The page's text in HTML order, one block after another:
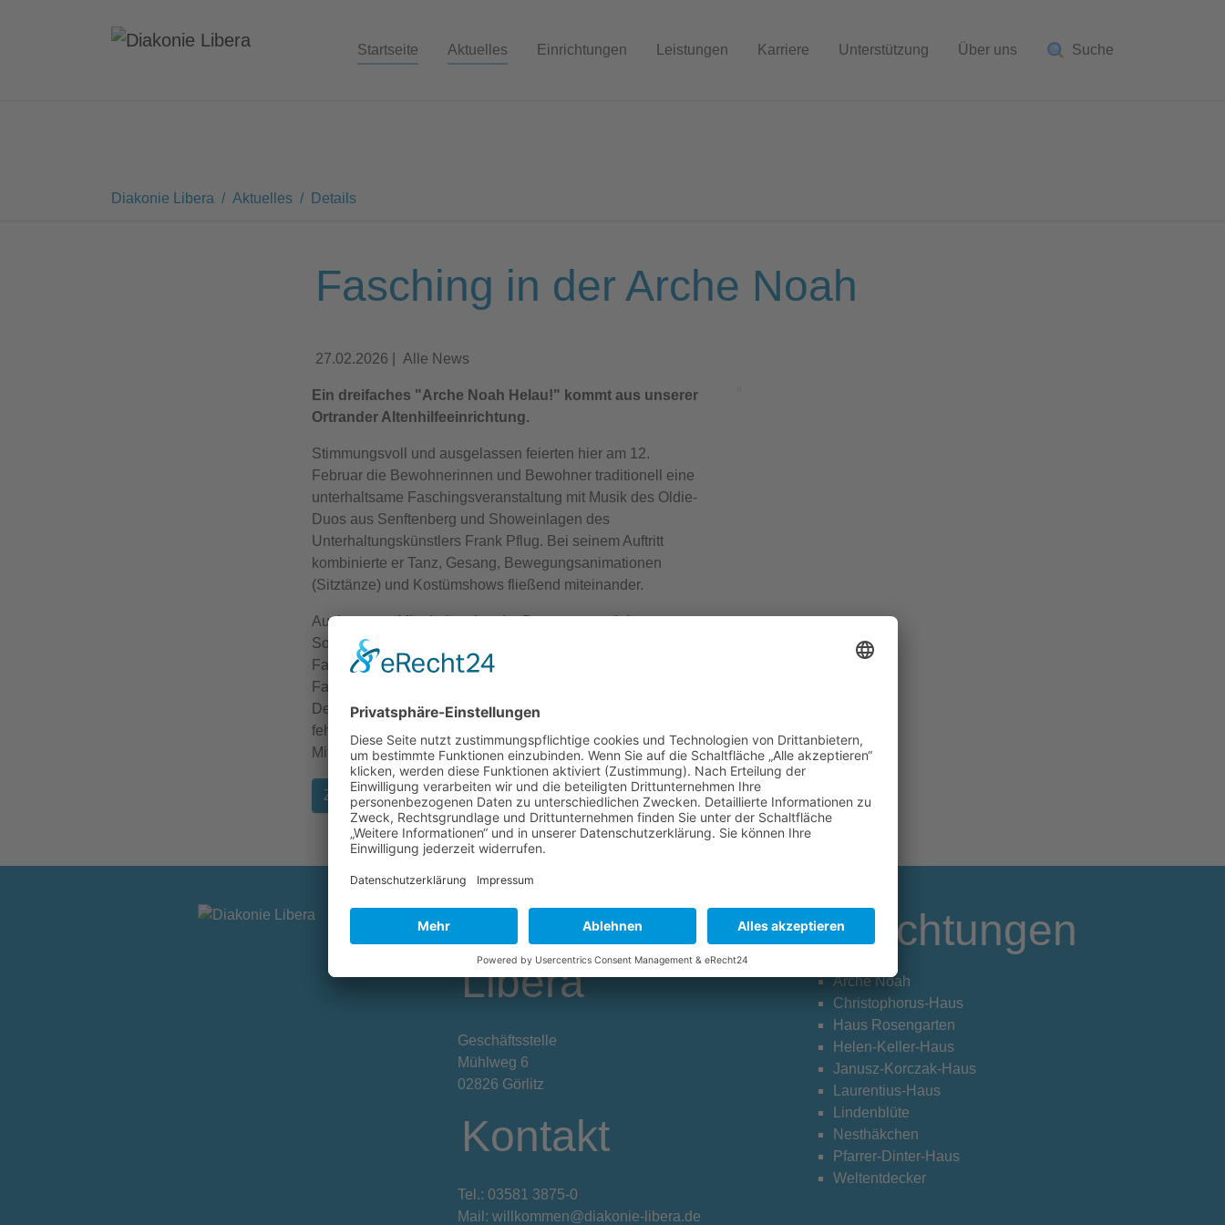
Startseite Aktuelles Einrichtungen Leistungen Karriere Unterstützung Über uns Suche
Diakonie Libera Aktuelles Details
Fasching in der Arche Noah
27.02.2026 Alle News
Ein dreifaches "Arche Noah Helau!" kommt aus unserer
Ortrander Altenhilfeeinrichtung.
Stimmungsvoll und ausgelassen feierten hier am 12.
Februar die Bewohnerinnen und Bewohner traditionell eine
unterhaltsame Faschingsveranstaltung mit Musik des Oldie-
Duos aus Senftenberg und Showeinlagen des
Unterhaltungskünstlers Frank Pflug. Bei seinem Auftritt
kombinierte er Tanz, Gesang, Bewegungsanimationen
(Sitztänze) und Kostümshows fließend miteinander.
Auch unsere Mitarbeitenden der Betreuung und des
Sozialen Dienstes sorgten mit gemeinsamem Gesang von
Faschingsliedern und dem Vortragen von
Faschingsgedichten für eine stimmungsvolle Unterhaltung.
Der „Gute-Laune-Song“ durfte in diesem Jahr natürlich nicht
fehlen. Als der Titel erklang, formierten sich die
Mitarbeitenden und sorgten mit ihrem Tanz für Begeisterung.
Zurück
Diakonie
Libera
Geschäftsstelle
Mühlweg 6
02826 Görlitz
Kontakt
Tel.: 03581 3875-0
Mail: willkommen@diakonie-libera.de
Einrichtungen
Arche Noah
Christophorus-Haus
Haus Rosengarten
Helen-Keller-Haus
Janusz-Korczak-Haus
Laurentius-Haus
Lindenblüte
Nesthäkchen
Pfarrer-Dinter-Haus
Weltentdecker